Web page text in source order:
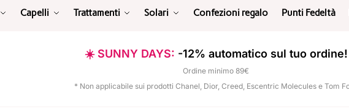
Capelli Trattamenti Solari Confezioni regalo Punti Fedeltà
☀️ SUNNY DAYS: -12% automatico sul tuo ordine!
Ordine minimo 89€
* Non applicabile sui prodotti Chanel, Dior, Creed, Escentric Molecules e Tom